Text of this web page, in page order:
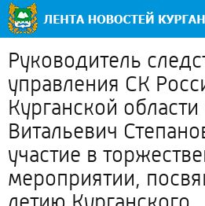
Руководитель
управления СК
Курганской области
Витальевич
участие в
мероприятии,